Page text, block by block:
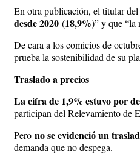
En otra publicación, el titular
desde 2020 (18,9%)” y que “la
De cara a los comicios de
prueba la sostenibilidad de su
Traslado a precios
La cifra de 1,9% estuvo por
participan del Relevamiento de
Pero no se evidenció un
demanda que no despega.